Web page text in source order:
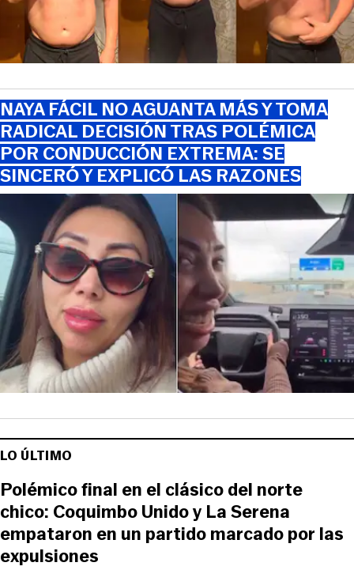
NAYA FÁCIL NO AGUANTA MÁS Y TOMA
RADICAL DECISIÓN TRAS POLÉMICA
POR CONDUCCIÓN EXTREMA: SE
SINCERÓ Y EXPLICÓ LAS RAZONES
LO ÚLTIMO
Polémico final en el clásico del norte
chico: Coquimbo Unido y La Serena
empataron en un partido marcado por las
expulsiones